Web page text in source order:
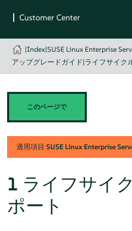
|Index|SUSE Linux Enterprise
アップグレードガイド|ライフサイク
このページで
適用項目 SUSE Linux Enterprise
1 ライフサイ
ポート